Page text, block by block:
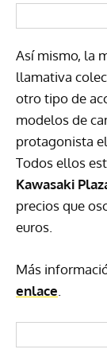
Así mismo, la
llamativa
otro tipo de
modelos de
protagonista
Todos ellos
Kawasaki
precios que
euros.
Más
enlace